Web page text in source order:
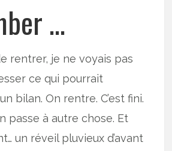
…
rentrer, je ne voyais pas
ce qui pourrait
bilan. On rentre. C’est fini.
passe à autre chose. Et
un réveil pluvieux d’avant